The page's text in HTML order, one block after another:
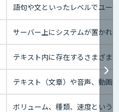
語句や文といったレベルでユー
サーバー上にシステムが置かれ
テキスト内に存在するさまざま
テキスト（文章）や音声、動画
ボリューム、種類、速度という